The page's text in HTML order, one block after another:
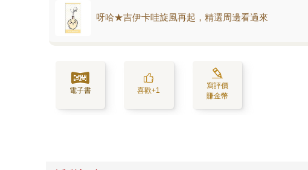
呀哈★吉伊卡哇旋風再起，精選周邊看過來
電子書 喜歡+1
寫評價
賺金幣